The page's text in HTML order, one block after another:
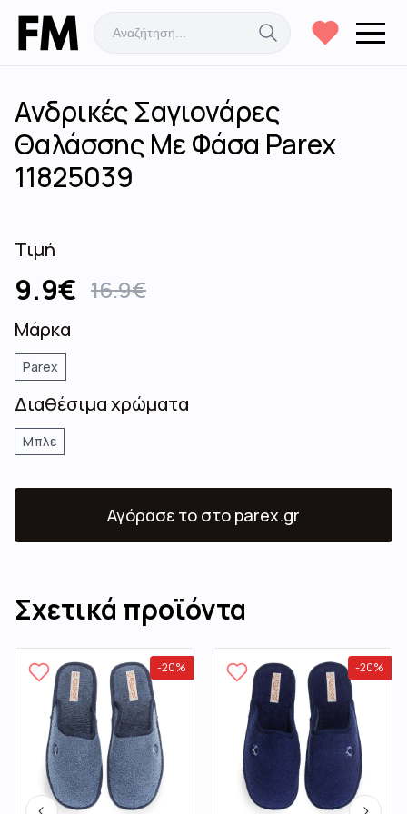
Ανδρικές Σαγιονάρες
Θαλάσσης Με Φάσα Parex
11825039
Τιμή
9.9€ 16.9€
Μάρκα
Parex
Διαθέσιμα χρώματα
Μπλε
Αγόρασε το στο parex.gr
Σχετικά προϊόντα
-20% -20%